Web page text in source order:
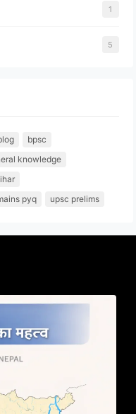
1
5
bpsc
knowledge
pyq upsc prelims
अध्ययन | Geography of